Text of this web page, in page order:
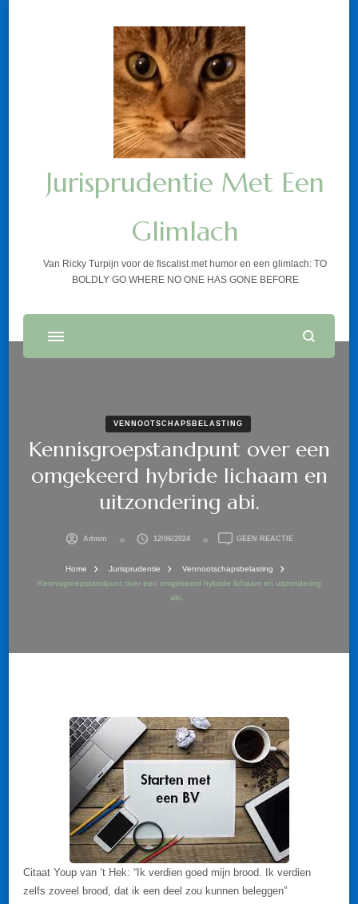
Jurisprudentie Met Een
Glimlach
Van Ricky Turpijn voor de fiscalist met humor en een glimlach: TO
BOLDLY GO WHERE NO ONE HAS GONE BEFORE
VENNOOTSCHAPSBELASTING
Kennisgroepstandpunt over een
omgekeerd hybride lichaam en
uitzondering abi.
Admin 12/06/2024 GEEN REACTIEOP
OMGEKEERD
Home Jurisprudentie
Vennootschapsbelasting
Kennisgroepstandpunt over een omgekeerd hybride lichaam en uitzondering
abi.
Citaat Youp van ‘t Hek: “Ik verdien goed mijn brood. Ik verdien
zelfs zoveel brood, dat ik een deel zou kunnen beleggen”